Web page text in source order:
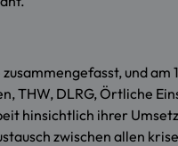
und
THW, DLRG, Örtliche
hinsichtlich ihrer
zwischen allen